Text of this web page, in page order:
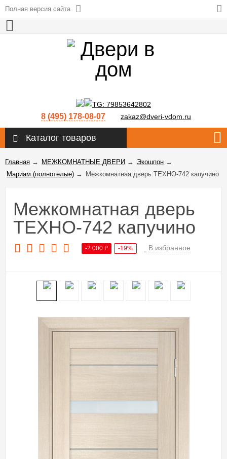
Полная версия сайта
8 (495) 178-08-07 zakaz@dveri-vdom.ru
Каталог товаров
Главная → МЕЖКОМНАТНЫЕ ДВЕРИ → Экошпон →
Мариам (полнотелые) → Межкомнатная дверь ТЕХНО-742 капучино
Межкомнатная дверь
ТЕХНО-742 капучино
-2 000 ₽ -19% В избранное